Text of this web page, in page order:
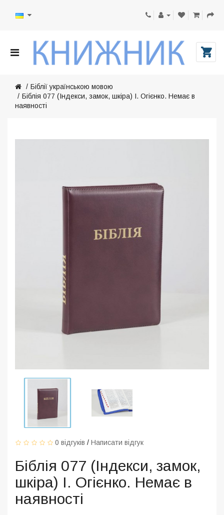
Біблії українською мовою
Біблія 077 (Індекси, замок, шкіра) І. Огієнко. Немає в
наявності
0 відгуків / Написати відгук
Біблія 077 (Індекси, замок,
шкіра) І. Огієнко. Немає в
наявності